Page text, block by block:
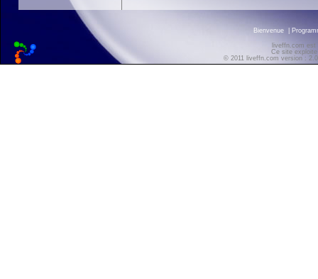
Bienvenue
liveffn.com est
Ce site
© 2011 liveffn.com version :